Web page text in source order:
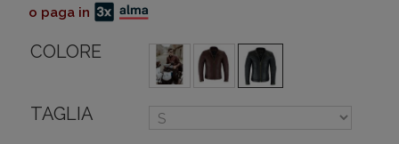
o paga in
COLORE
TAGLIA